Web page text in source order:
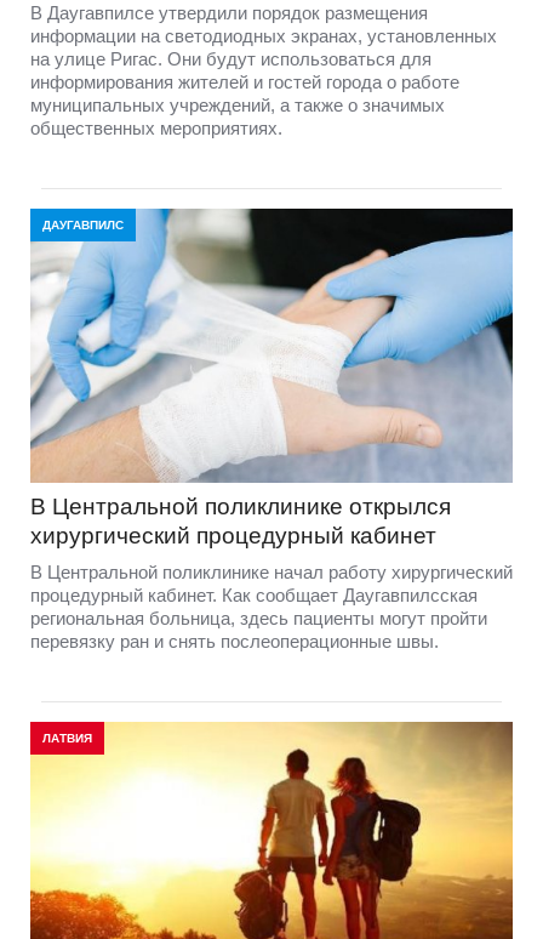
В Даугавпилсе утвердили порядок размещения
информации на светодиодных экранах, установленных
на улице Ригас. Они будут использоваться для
информирования жителей и гостей города о работе
муниципальных учреждений, а также о значимых
общественных мероприятиях.
ДАУГАВПИЛС
В Центральной поликлинике открылся
хирургический процедурный кабинет
В Центральной поликлинике начал работу хирургический
процедурный кабинет. Как сообщает Даугавпилсская
региональная больница, здесь пациенты могут пройти
перевязку ран и снять послеоперационные швы.
ЛАТВИЯ